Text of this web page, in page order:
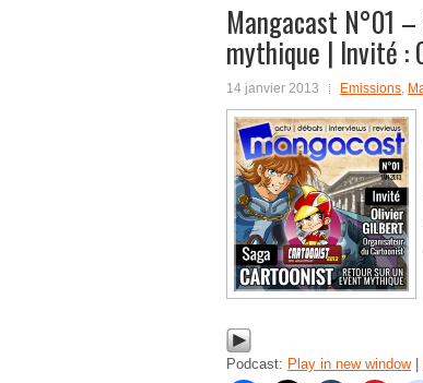
Mangacast N°01
mythique | Invité :
14 janvier 2013 Emissions,
Podcast: Play in new window|